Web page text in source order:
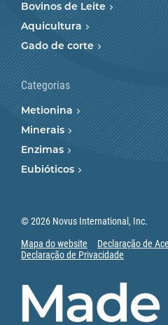
Bovinos de Leite
Aquicultura
Gado de corte
Categorias
Metionina
Minerais
Enzimas
Eubióticos
© 2026 Novus International, Inc.
Mapa do website
Declaração de
Declaração de Privacidade